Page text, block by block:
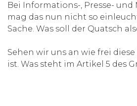
Bei Informations-, Presse-
mag das nun nicht so
Sache. Was soll der Quatsch
Sehen wir uns an wie frei
ist. Was steht im Artikel 5 des